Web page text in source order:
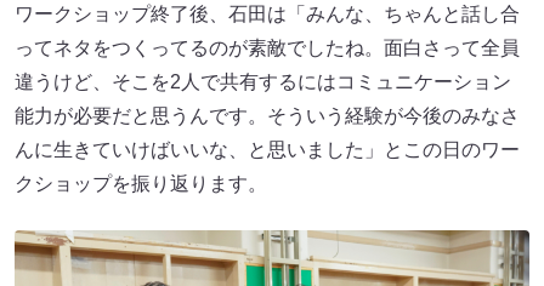
ワークショップ終了後、石田は「みんな、ちゃんと話し合
ってネタをつくってるのが素敵でしたね。面白さって全員
違うけど、そこを2人で共有するにはコミュニケーション
能力が必要だと思うんです。そういう経験が今後のみなさ
んに生きていけばいいな、と思いました」とこの日のワー
クショップを振り返ります。